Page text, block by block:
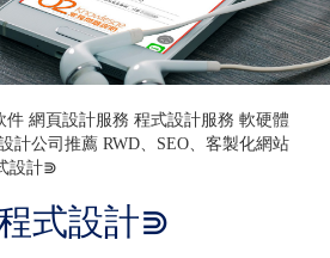
件 網頁設計服務 程式設計服務 軟硬體
計公司推薦 RWD、SEO、客製化網站
設計⋑
式設計⋑